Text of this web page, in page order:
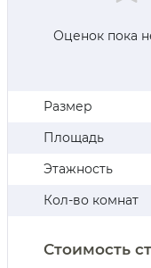
Оценок пока
Размер
Площадь
Этажность
Кол-во комнат
Стоимость